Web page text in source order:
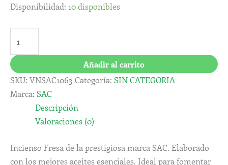
Disponibilidad: 10 disponibles
Añadir al carrito
SKU: VNSAC1063 Categoría: SIN CATEGORIA
Marca: SAC
Descripción
Valoraciones (0)
Incienso Fresa de la prestigiosa marca SAC. Elaborado
con los mejores aceites esenciales. Ideal para fomentar